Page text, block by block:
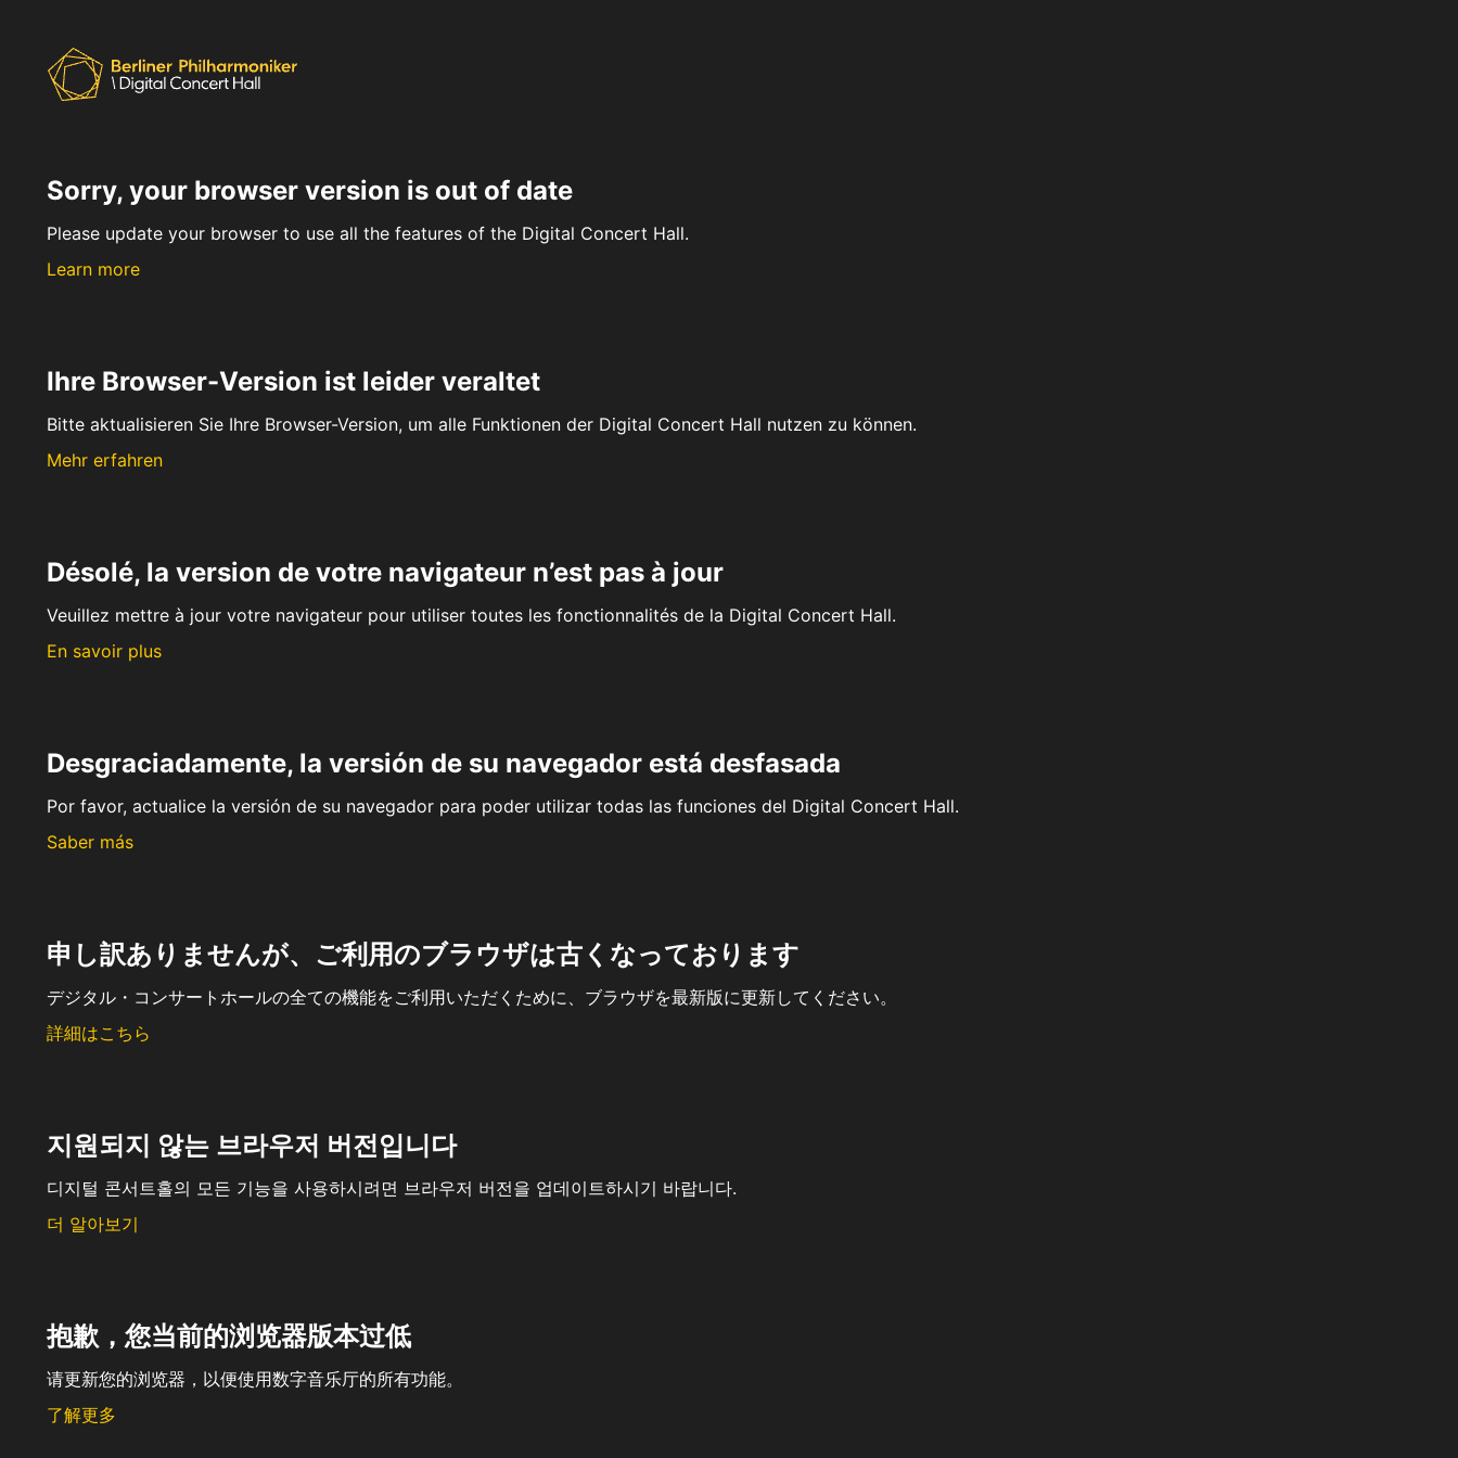
Sorry, your browser version is out of date
Please update your browser to use all the features of the Digital Concert Hall.
Learn more
Ihre Browser-Version ist leider veraltet
Bitte aktualisieren Sie Ihre Browser-Version, um alle Funktionen der Digital Concert Hall nutzen zu können.
Mehr erfahren
Désolé, la version de votre navigateur n’est pas à jour
Veuillez mettre à jour votre navigateur pour utiliser toutes les fonctionnalités de la Digital Concert Hall.
En savoir plus
Desgraciadamente, la versión de su navegador está desfasada
Por favor, actualice la versión de su navegador para poder utilizar todas las funciones del Digital Concert Hall.
Saber más
申し訳ありませんが、ご利用のブラウザは古くなっております
デジタル・コンサートホールの全ての機能をご利用いただくために、ブラウザを最新版に更新してください。
詳細はこちら
지원되지 않는 브라우저 버전입니다
디지털 콘서트홀의 모든 기능을 사용하시려면 브라우저 버전을 업데이트하시기 바랍니다.
더 알아보기
抱歉，您当前的浏览器版本过低
请更新您的浏览器，以便使用数字音乐厅的所有功能。
了解更多